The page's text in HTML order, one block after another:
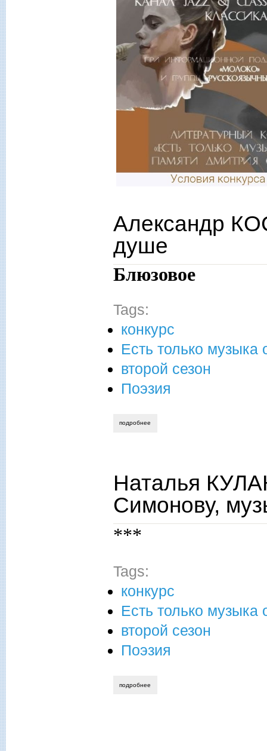
Александр
душе
Блюзовое
Tags:
конкурс
Есть только музыка
второй сезон
Поэзия
подробнее
Наталья
Симонову,
***
Tags:
конкурс
Есть только музыка
второй сезон
Поэзия
подробнее